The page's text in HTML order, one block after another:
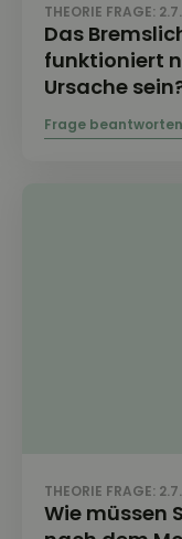
THEORIE FRAGE:
Das
funktioniert
Ursache
THEORIE FRAGE:
Wie müssen